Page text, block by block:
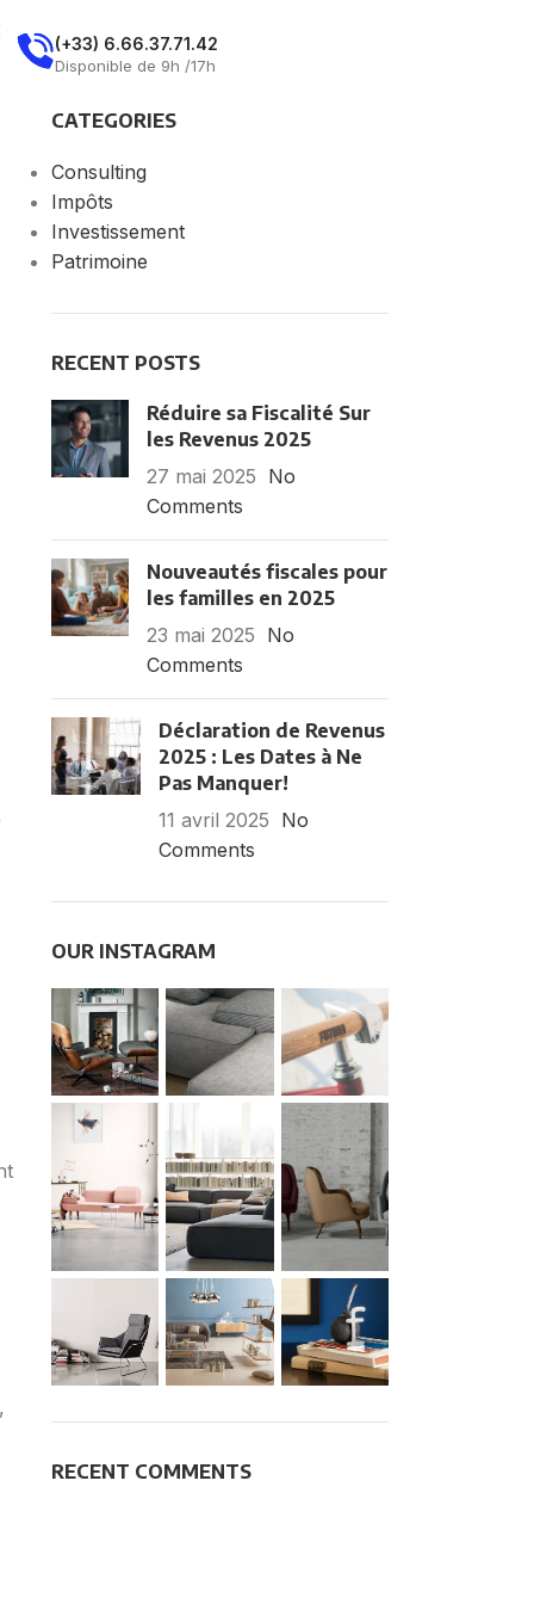
(+33) 6.66.37.71.42
Disponible de 9h /17h
CATEGORIES
Consulting
Impôts
Investissement
Patrimoine
RECENT POSTS
Réduire sa Fiscalité Sur
les Revenus 2025
27 mai 2025 No
Comments
Nouveautés fiscales pour
les familles en 2025
23 mai 2025 No
Comments
Déclaration de Revenus
2025 : Les Dates à Ne
Pas Manquer!
11 avril 2025 No
Comments
OUR INSTAGRAM
RECENT COMMENTS